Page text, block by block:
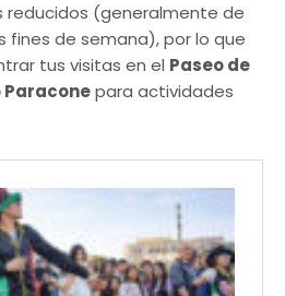
reducidos (generalmente de
fines de semana), por lo que
tus visitas en el Paseo de
Paraconepara actividades